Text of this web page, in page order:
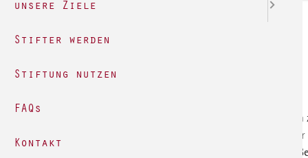
Archiv
Verein International Bünde e. V. -
Zusammenarbeit: Prüfungsgebühren für
Elisabeth-von-der-Pfalz-Berufskolleg:
unsere Ziele
Stifter werden
Stiftung nutzen
FAQs
Kontakt